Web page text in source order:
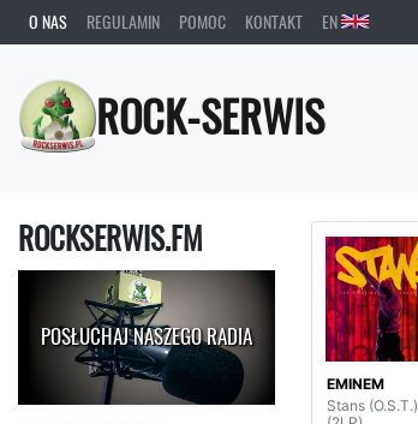
O NAS REGULAMIN POMOC KONTAKT EN
ROCK-SERWIS
ROCKSERWIS.FM
POSŁUCHAJ NASZEGO RADIA
EMINEM
Stans (O.S.T.)